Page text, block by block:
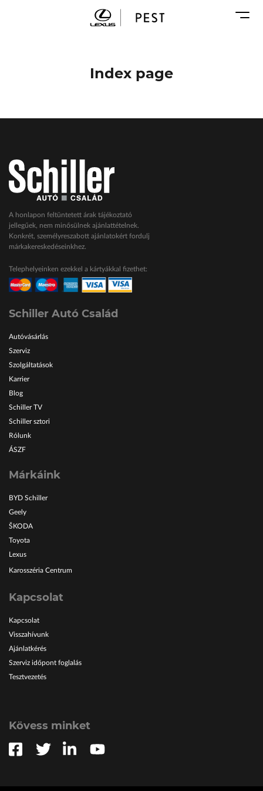
ŠKODA Schiller
Geely Schiller
Seat Schiller
Tesla Approved Body Shop
VW Haszonjárművek
VW Service Schiller
ŠKODA Schiller
Karosszéria Centrum
Index page
A honlapon feltüntetett árak tájékoztató
jellegűek, nem minősülnek ajánlattételnek.
Konkrét, személyreszabott ajánlatokért fordulj
márkakereskedéseinkhez.
Telephelyeinken ezekkel a kártyákkal fizethet:
Schiller Autó Család
Autóvásárlás
Szerviz
Szolgáltatások
Karrier
Blog
Schiller TV
Schiller sztori
Rólunk
ÁSZF
Márkáink
BYD Schiller
Geely
ŠKODA
Toyota
Lexus
Karosszéria Centrum
Kapcsolat
Kapcsolat
Visszahívunk
Ajánlatkérés
Szerviz időpont foglalás
Tesztvezetés
Kövess minket